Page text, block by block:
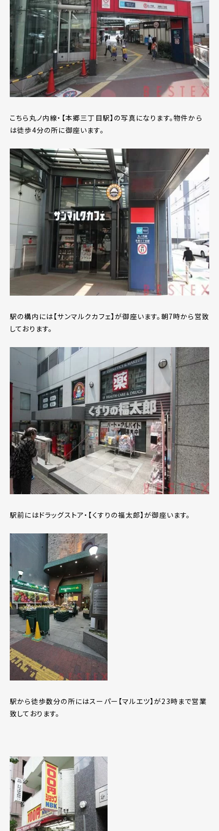
こちら丸ノ内線・【本郷三丁目駅】の写真になります。物件から
は徒歩4分の所に御座います。
駅の構内には【サンマルクカフェ】が御座います。朝7時から営致
しております。
駅前にはドラッグストア・【くすりの福太郎】が御座います。
駅から徒歩数分の所にはスーパー【マルエツ】が23時まで営業
致しております。